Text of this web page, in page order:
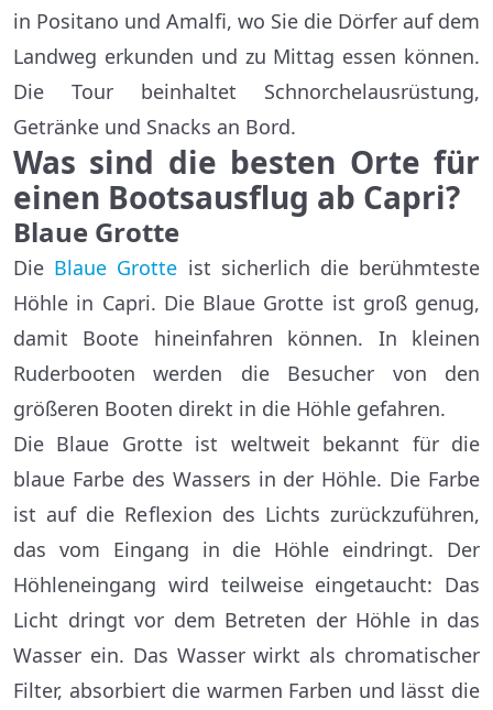
in Positano und Amalfi, wo Sie die Dörfer auf dem
Landweg erkunden und zu Mittag essen können.
Die Tour beinhaltet Schnorchelausrüstung,
Getränke und Snacks an Bord.
Was sind die besten Orte für
einen Bootsausflug ab Capri?
Blaue Grotte
Die Blaue Grotte ist sicherlich die berühmteste
Höhle in Capri. Die Blaue Grotte ist groß genug,
damit Boote hineinfahren können. In kleinen
Ruderbooten werden die Besucher von den
größeren Booten direkt in die Höhle gefahren.
Die Blaue Grotte ist weltweit bekannt für die
blaue Farbe des Wassers in der Höhle. Die Farbe
ist auf die Reflexion des Lichts zurückzuführen,
das vom Eingang in die Höhle eindringt. Der
Höhleneingang wird teilweise eingetaucht: Das
Licht dringt vor dem Betreten der Höhle in das
Wasser ein. Das Wasser wirkt als chromatischer
Filter, absorbiert die warmen Farben und lässt die